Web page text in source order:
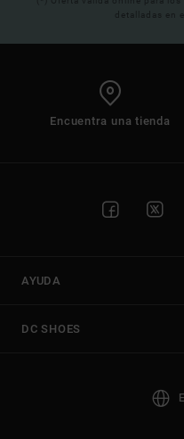
detalladas en
Encuentra una tienda
AYUDA
DC SHOES